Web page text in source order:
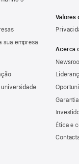
sua empresa
Valores
Acerca
Ética e